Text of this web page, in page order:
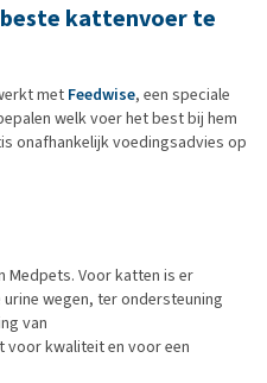
kattenvoer te
met Feedwise, een speciale
welk voer het best bij hem
onafhankelijk voedingsadvies op
Medpets. Voor katten is er
wegen, ter ondersteuning
van
voor kwaliteit en voor een